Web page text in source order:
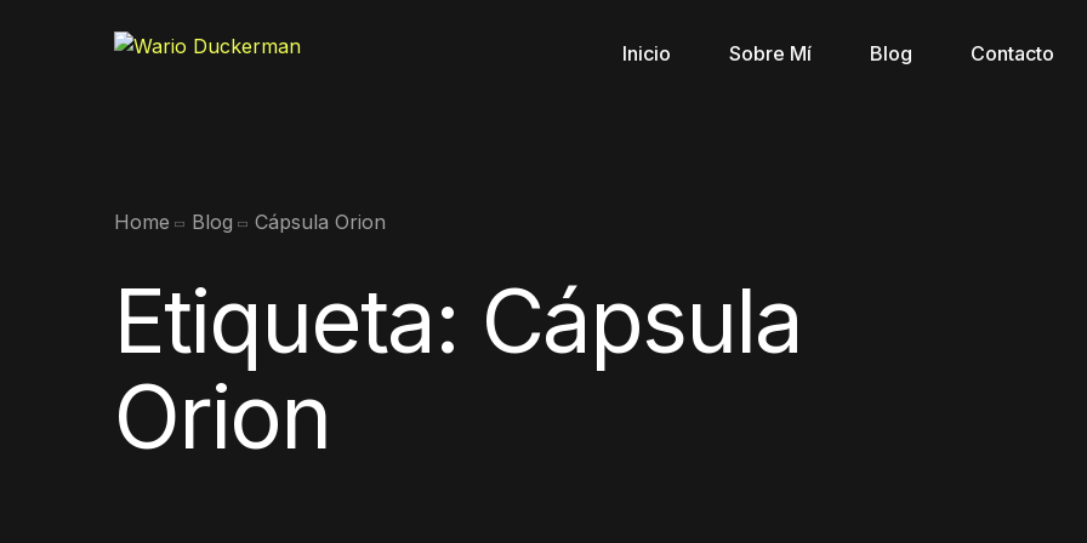
Inicio Sobre Mí Blog Contacto
Home Blog Cápsula Orion
Etiqueta: Cápsula
Orion